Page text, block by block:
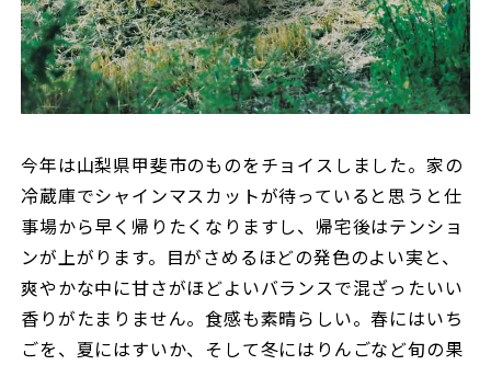
今年は山梨県甲斐市のものをチョイスしました。家の
冷蔵庫でシャインマスカットが待っていると思うと仕
事場から早く帰りたくなりますし、帰宅後はテンショ
ンが上がります。目がさめるほどの発色のよい実と、
爽やかな中に甘さがほどよいバランスで混ざったいい
香りがたまりません。食感も素晴らしい。春にはいち
ごを、夏にはすいか、そして冬にはりんごなど旬の果